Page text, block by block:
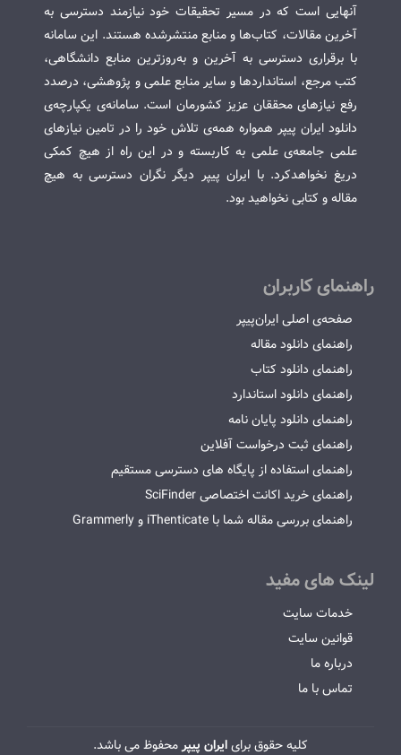
آنهایی است که در مسیر تحقیقات خود نیازمند دسترسی به
آخرین مقالات، کتاب‌ها و منابع منتشرشده هستند. این سامانه
با برقراری دسترسی به آخرین و به‌روزترین منابع دانشگاهی،
کتب مرجع، استانداردها و سایر منابع علمی و پژوهشی، درصدد
رفع نیازهای محققان عزیز کشورمان است. سامانه‌ی یکپارچه‌ی
دانلود ایران پیپر همواره همه‌ی تلاش خود را در تامین نیازهای
علمی جامعه‌ی علمی به کاربسته و در این راه از هیچ کمکی
دریغ نخواهدکرد. با ایران پیپر دیگر نگران دسترسی به هیچ
مقاله و کتابی نخواهید بود.
راهنمای کاربران
صفحه‌ی اصلی ایران‌پیپر
راهنمای دانلود مقاله
راهنمای دانلود کتاب
راهنمای دانلود استاندارد
راهنمای دانلود پایان نامه
راهنمای ثبت درخواست آفلاین
راهنمای استفاده از پایگاه های دسترسی مستقیم
راهنمای خرید اکانت اختصاصی SciFinder
راهنمای بررسی مقاله شما با iThenticate و Grammerly
لینک های مفید
خدمات سایت
قوانین سایت
درباره ما
تماس با ما
کلیه حقوق برایایران پیپرمحفوظ می باشد.